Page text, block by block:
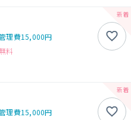
理費15,000円
料
理費15,000円